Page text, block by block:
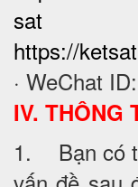
sat
https://
· WeChat ID:
IV. THÔNG
1. Bạn có